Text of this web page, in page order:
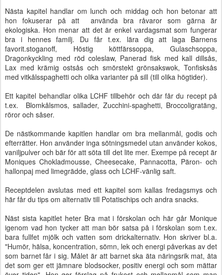
Nästa kapitel handlar om lunch och middag och hon betonar att
hon fokuserar på att använda bra råvaror som gärna är
ekologiska. Hon menar att det är enkel vardagsmat som fungerar
bra i hennes familj. Du får t.ex. lära dig att laga Barnens
favorit.stoganoff, Höstig köttfärssoppa, Gulaschsoppa,
Dragonkyckling med röd coleslaw, Panerad fisk med kall dillsås,
Lax med krämig ostsås och smörstekt grönsakswok, Tonfisksås
med vitkålsspaghetti och olika varianter på sill (till olika högtider).
Ett kapitel behandlar olika LCHF tillbehör och där får du recept på
t.ex. Blomkålsmos, sallader, Zucchini-spaghetti, Broccoligratäng,
röror och såser.
De nästkommande kapitlen handlar om bra mellanmål, godis och
efterrätter. Hon använder inga sötningsmedel utan använder kokos,
vaniljpulver och bär för att söta till det lite mer. Exempe på recept är
Moniques Chokladmousse, Cheesecake, Pannacotta, Päron- och
hallonpaj med limegrädde, glass och LCHF-vänlig saft.
Receptdelen avslutas med ett kapitel som kallas fredagsmys och
här får du tips om alternativ till Potatischips och andra snacks.
Näst sista kapitlet heter Bra mat i förskolan och här går Monique
igenom vad hon tycker att man bör satsa på i förskolan som t.ex.
bara fullfet mjölk och vatten som drickalternativ. Hon skriver bl.a.
"Humör, hälsa, koncentration, sömn, lek och energi påverkas av det
som barnet får i sig. Målet är att barnet ska äta näringsrik mat, äta
det som ger ett jämnare blodsocker, positiv energi och som mättar